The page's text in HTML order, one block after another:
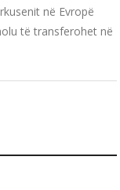
në Evropë
të transferohet në